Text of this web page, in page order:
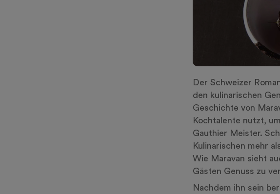
Der Schweizer
den kulinarischen
Geschichte von
Kochtalente nutzt,
Gauthier Meister.
Kulinarischen mehr
Wie Maravan sieht
Gästen Genuss zu
Nachdem ihn sein